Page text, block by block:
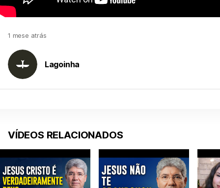
1 mese atrás
Lagoinha
VÍDEOS RELACIONADOS